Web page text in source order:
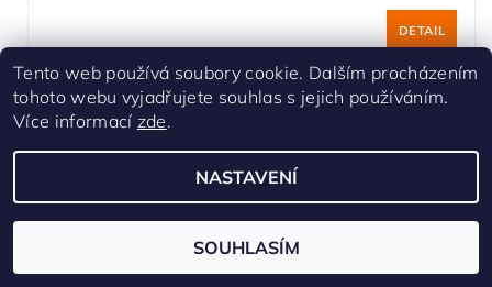
DETAIL
Tento web používá soubory cookie. Dalším procházením
tohoto webu vyjadřujete souhlas s jejich používáním.
Více informací zde.
NASTAVENÍ
SOUHLASÍM